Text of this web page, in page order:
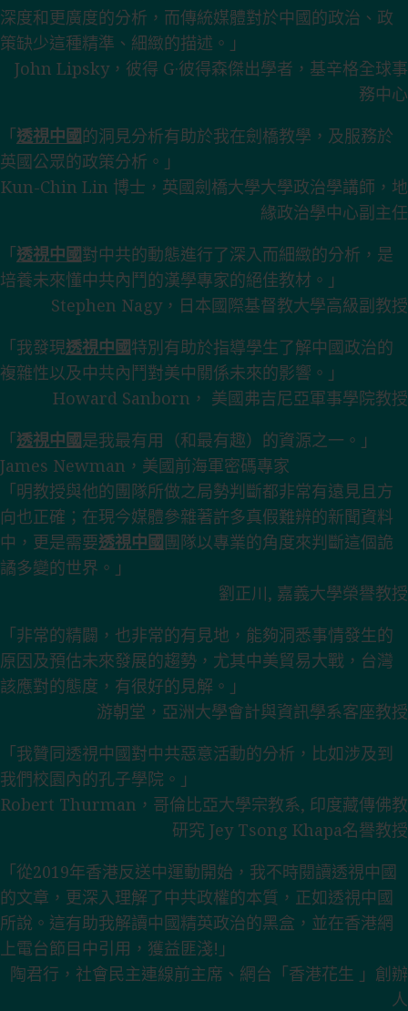
深度和更廣度的分析，而傳統媒體對於中國的政治、政
策缺少這種精準、細緻的描述。」
John Lipsky，彼得 G·彼得森傑出學者，基辛格全球事
務中心
「透視中國的洞見分析有助於我在劍橋教學，及服務於
英國公眾的政策分析。」
Kun-Chin Lin 博士，英國劍橋大學大學政治學講師，地
緣政治學中心副主任
「透視中國對中共的動態進行了深入而細緻的分析，是
培養未來懂中共內鬥的漢學專家的絕佳教材。」
Stephen Nagy，日本國際基督教大學高級副教授
「我發現透視中國特別有助於指導學生了解中國政治的
複雜性以及中共內鬥對美中關係未來的影響。」
Howard Sanborn， 美國弗吉尼亞軍事學院教授
「透視中國是我最有用（和最有趣）的資源之一。」
James Newman，美國前海軍密碼專家
「明教授與他的團隊所做之局勢判斷都非常有遠見且方
向也正確；在現今媒體參雜著許多真假難辨的新聞資料
中，更是需要透視中國 團隊以專業的角度來判斷這個詭
譎多變的世界。」
劉正川, 嘉義大學榮譽教授
「非常的精闢，也非常的有見地，能夠洞悉事情發生的
原因及預估未來發展的趨勢，尤其中美貿易大戰，台灣
該應對的態度，有很好的見解。」
游朝堂，亞洲大學會計與資訊學系客座教授
「我贊同透視中國對中共惡意活動的分析，比如涉及到
我們校園內的孔子學院。」
Robert Thurman，哥倫比亞大學宗教系, 印度藏傳佛教
研究 Jey Tsong Khapa名譽教授
「從2019年香港反送中運動開始，我不時閱讀透視中國
的文章，更深入理解了中共政權的本質，正如透視中國
所說。這有助我解讀中國精英政治的黑盒，並在香港網
上電台節目中引用，獲益匪淺!」
陶君行，社會民主連線前主席、網台「香港花生 」創辦
人